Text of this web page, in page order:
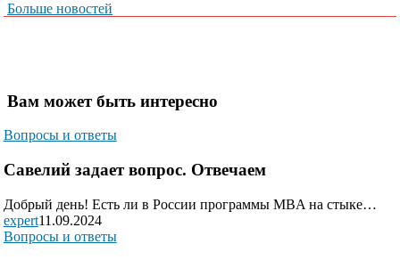
Больше новостей
Вам может быть интересно
Вопросы и ответы
Савелий задает вопрос. Отвечаем
Добрый день! Есть ли в России программы MBA на стыке…
expert11.09.2024
Вопросы и ответы